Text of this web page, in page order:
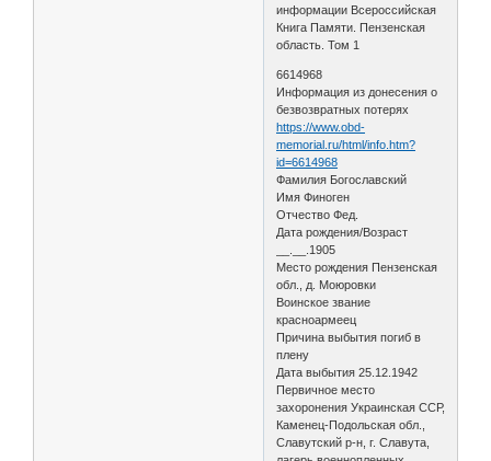
информации Всероссийская
Книга Памяти. Пензенская
область. Том 1
6614968
Информация из донесения о
безвозвратных потерях
https://www.obd-
memorial.ru/html/info.htm?
id=6614968
Фамилия Богославский
Имя Финоген
Отчество Фед.
Дата рождения/Возраст
__.__.1905
Место рождения Пензенская
обл., д. Моюровки
Воинское звание
красноармеец
Причина выбытия погиб в
плену
Дата выбытия 25.12.1942
Первичное место
захоронения Украинская ССР,
Каменец-Подольская обл.,
Славутский р-н, г. Славута,